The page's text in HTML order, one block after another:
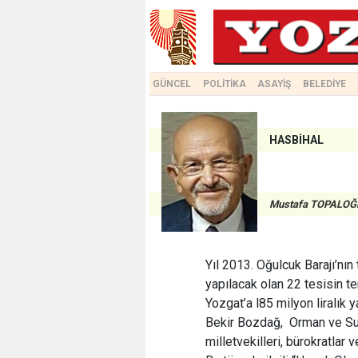
GÜNCEL POLİTİKA ASAYİŞ BELEDİYE
HASBİHAL
Mustafa
Yıl 2013. Oğulcuk
yapılacak olan 22 tesisin
Yozgat’a l85 milyon liralık
Bekir Bozdağ, Orman ve
milletvekilleri, bürokratlar